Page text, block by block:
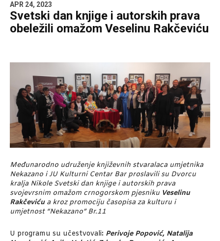
APR 24, 2023
Svetski dan knjige i autorskih prava
obeležili omažom Veselinu Rakčeviću
Međunarodno udruženje književnih stvaralaca umjetnika
Nekazano i JU Kulturni Centar Bar proslavili su Dvorcu
kralja Nikole Svetski dan knjige i autorskih prava
svojevrsnim omažom crnogorskom pjesniku Veselinu
Rakčevićua kroz promociju časopisa za kulturu i
umjetnost “Nekazano” Br.11
U programu su učestvovali: Perivoje Popović, Natalija